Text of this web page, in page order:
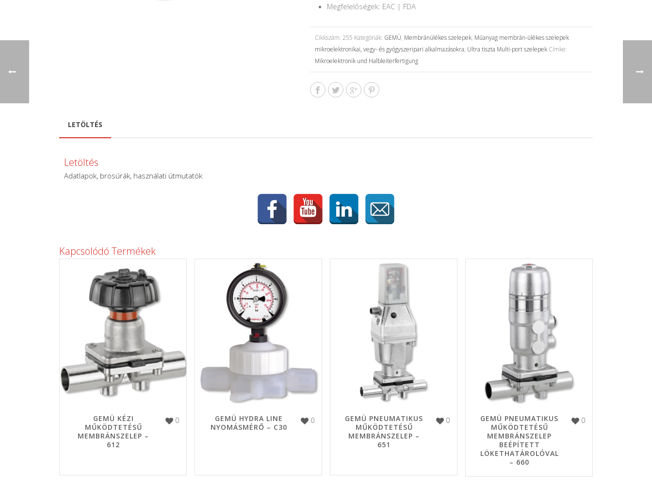
Megfelelőségek: EAC | FDA
Cikkszám: 255 Kategóriák: GEMÜ, Membránülékes szelepek, Műanyag membrán-ülékes szelepek
mikroelektronikai, vegy- és gyógyszeripari alkalmazásokra, Ultra tiszta Multi-port szelepek Címke:
Mikroelektronik und Halbleiterfertigung
LETÖLTÉS
Letöltés
Adatlapok, brosúrák, használati útmutatók
Kapcsolódó Termékek
0
GEMÜ KÉZI
MŰKÖDTETÉSŰ
MEMBRÁNSZELEP –
612
0
GEMÜ HYDRA LINE
NYOMÁSMÉRŐ – C30
0
GEMÜ PNEUMATIKUS
MŰKÖDTETÉSŰ
MEMBRÁNSZELEP –
651
0
GEMÜ PNEUMATIKUS
MŰKÖDTETÉSŰ
MEMBRÁNSZELEP
BEÉPÍTETT
LÖKETHATÁROLÓVAL
– 660